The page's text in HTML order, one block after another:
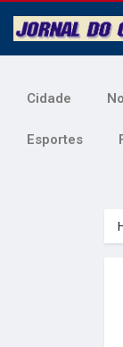
Cidade
Esportes